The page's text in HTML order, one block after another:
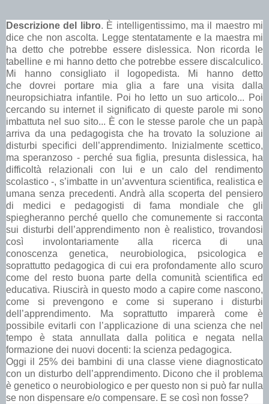
Descrizione del libro. È intelligentissimo, ma il maestro mi
dice che non ascolta. Legge stentatamente e la maestra mi
ha detto che potrebbe essere dislessica. Non ricorda le
tabelline e mi hanno detto che potrebbe essere discalculico.
Mi hanno consigliato il logopedista. Mi hanno detto
che dovrei portare mia glia a fare una visita dalla
neuropsichiatra infantile. Poi ho letto un suo articolo... Poi
cercando su internet il significato di queste parole mi sono
imbattuta nel suo sito... È con le stesse parole che un papà
arriva da una pedagogista che ha trovato la soluzione ai
disturbi specifici dell’apprendimento. Inizialmente scettico,
ma speranzoso - perché sua figlia, presunta dislessica, ha
difficoltà relazionali con lui e un calo del rendimento
scolastico -, s’imbatte in un’avventura scientifica, realistica e
umana senza precedenti. Andrà alla scoperta del pensiero
di medici e pedagogisti di fama mondiale che gli
spiegheranno perché quello che comunemente si racconta
sui disturbi dell’apprendimento non è realistico, trovandosi
così involontariamente alla ricerca di una
conoscenza genetica, neurobiologica, psicologica e
soprattutto pedagogica di cui era profondamente allo scuro
come del resto buona parte della comunità scientifica ed
educativa. Riuscirà in questo modo a capire come nascono,
come si prevengono e come si superano i disturbi
dell’apprendimento. Ma soprattutto imparerà come è
possibile evitarli con l’applicazione di una scienza che nel
tempo è stata annullata dalla politica e negata nella
formazione dei nuovi docenti: la scienza pedagogica.
Oggi il 25% dei bambini di una classe viene diagnosticato
con un disturbo dell’apprendimento. Dicono che il problema
è genetico o neurobiologico e per questo non si può far nulla
se non dispensare e/o compensare. E se così non fosse?